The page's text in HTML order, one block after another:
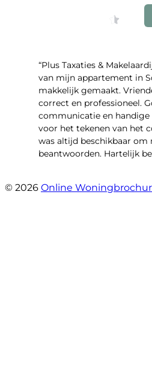
“Plus Taxaties &
van mijn appartement in
makkelijk gemaakt.
correct en professioneel.
communicatie en
voor het tekenen van het
was altijd beschikbaar om
beantwoorden. Hartelijk
© 2026 Online